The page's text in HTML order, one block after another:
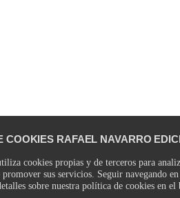
COOKIES RAFAEL NAVARRO
cookies propias y de terceros para
promover sus servicios. Seguir navegando
sobre nuestra política de cookies en